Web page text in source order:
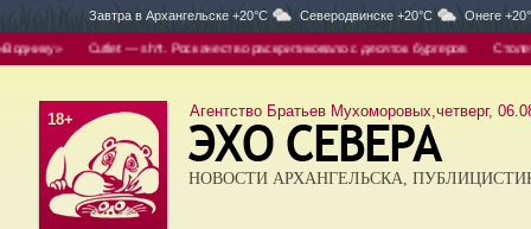
Завтра в Архангельске +20°C Северодвинске +20°C Онеге
Cutlet — sh*t. Роскачество раскритиковало с десяток бургеров
18+ Агентство Братьев Мухоморовых,четверг,
НОВОСТИ АРХАНГЕЛЬСКА,